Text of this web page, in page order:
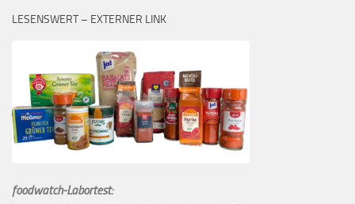
LESENSWERT – EXTERNER LINK
foodwatch-Labortest: